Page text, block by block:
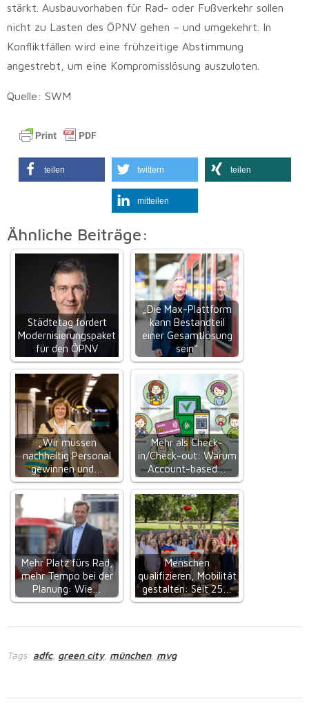
stärkt. Ausbauvorhaben für Rad- oder Fußverkehr sollen
nicht zu Lasten des ÖPNV gehen – und umgekehrt. In
Konfliktfällen wird eine frühzeitige Abstimmung
angestrebt, um eine Kompromisslösung auszuloten.
Quelle: SWM
teilen twittern teilen
mitteilen
Ähnliche Beiträge:
Städtetag fordert
Modernisierungspaket
für den ÖPNV
„Die Max-Plattform
kann Bestandteil
einer Gesamtlösung
sein“
„Wir müssen
nachhaltig Personal
gewinnen und…
Mehr als Check-
in/Check-out: Warum
Account-based…
Mehr Platz fürs Rad,
mehr Tempo bei der
Planung: Wie…
Menschen
qualifizieren, Mobilität
gestalten: Seit 25…
Tags: adfc, green city, münchen, mvg